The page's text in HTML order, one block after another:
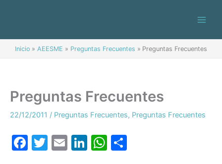
Inicio AEESME Preguntas Frecuentes Preguntas Frecuentes
Preguntas Frecuentes
22/12/2011 / Preguntas Frecuentes, Preguntas Frecuentes
F
T
E
Li W